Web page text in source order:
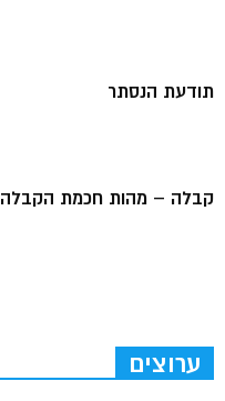
תודעת הנסתר
קבלה – מהות חכמת הקבלה
ערוצים